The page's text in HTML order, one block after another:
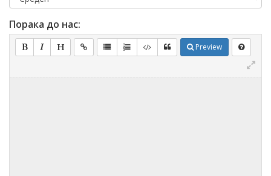
Порака до нас:
Preview